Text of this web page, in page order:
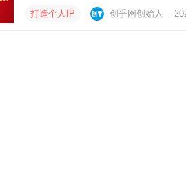
打造个人IP 创乎网创始人 ·